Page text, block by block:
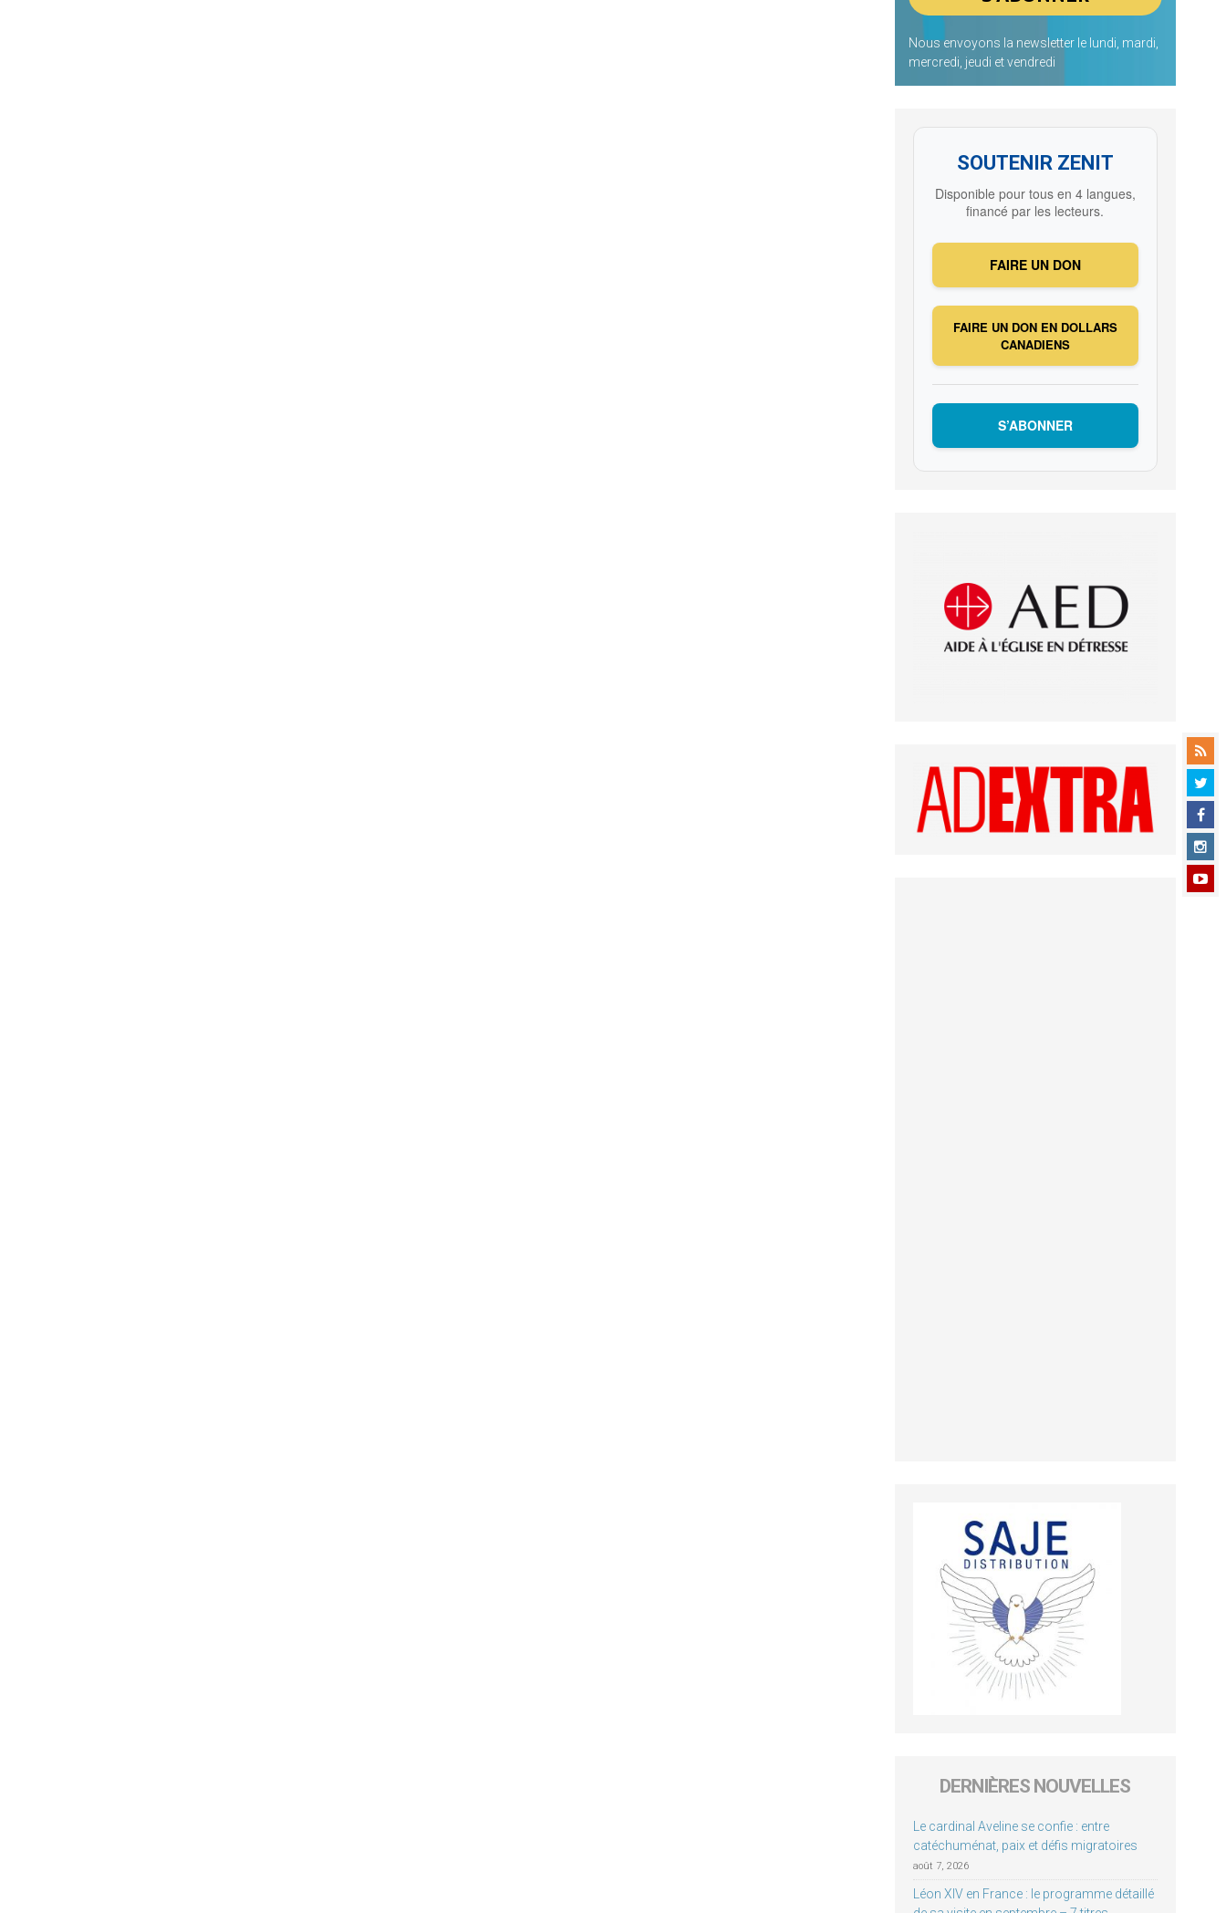
Nous envoyons la newsletter le lundi, mardi,
mercredi, jeudi et vendredi
SOUTENIR ZENIT
Disponible pour tous en 4 langues,
financé par les lecteurs.
FAIRE UN DON
FAIRE UN DON EN DOLLARS
CANADIENS
S’ABONNER
DERNIÈRES NOUVELLES
Le cardinal Aveline se confie : entre
catéchuménat, paix et défis migratoires
août 7, 2026
Léon XIV en France : le programme détaillé